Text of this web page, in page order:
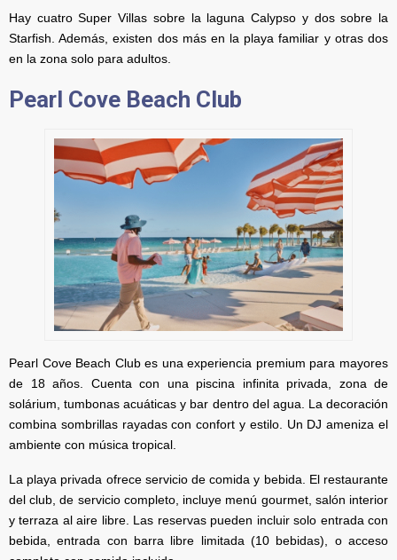
Hay cuatro Super Villas sobre la laguna Calypso y dos sobre la
Starfish. Además, existen dos más en la playa familiar y otras dos
en la zona solo para adultos.
Pearl Cove Beach Club
Pearl Cove Beach Club es una experiencia premium para mayores
de 18 años. Cuenta con una piscina infinita privada, zona de
solárium, tumbonas acuáticas y bar dentro del agua. La decoración
combina sombrillas rayadas con confort y estilo. Un DJ ameniza el
ambiente con música tropical.
La playa privada ofrece servicio de comida y bebida. El restaurante
del club, de servicio completo, incluye menú gourmet, salón interior
y terraza al aire libre. Las reservas pueden incluir solo entrada con
bebida, entrada con barra libre limitada (10 bebidas), o acceso